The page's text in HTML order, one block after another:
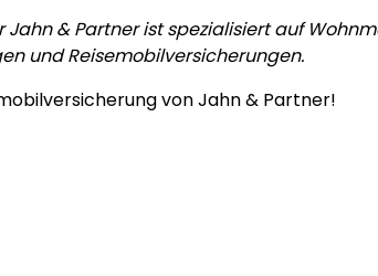
& Partner ist spezialisiert auf
und Reisemobilversicherungen.
von Jahn & Partner!